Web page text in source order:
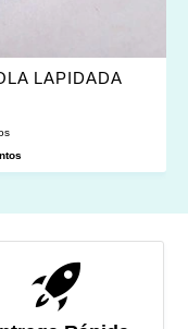
LAPIDADA